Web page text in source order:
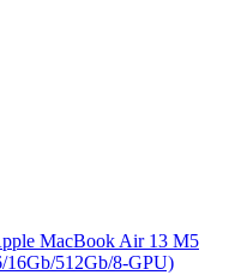
MacBook Air 13 M5
512Gb/8-GPU)